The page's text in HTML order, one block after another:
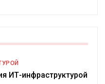
ИТ-инфраструктурой